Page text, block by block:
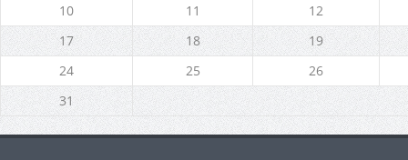
10
11
12
17
18
19
24
25
26
31